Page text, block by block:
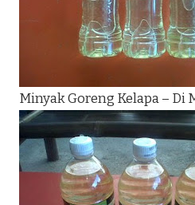
Minyak Goreng Kelapa – Di